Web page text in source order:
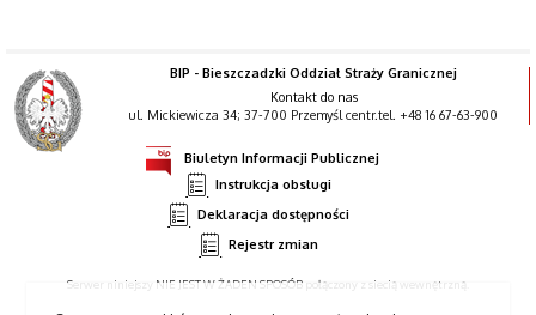
BIP - Bieszczadzki Oddział Straży Granicznej
Kontakt do nas
ul. Mickiewicza 34; 37-700 Przemyśl centr.tel. +48 16 67-63-900
Biuletyn Informacji Publicznej
Instrukcja obsługi
Deklaracja dostępności
Rejestr zmian
Serwer niniejszy NIE JEST W ŻADEN SPOSÓB połączony z siecią wewnętrzną.